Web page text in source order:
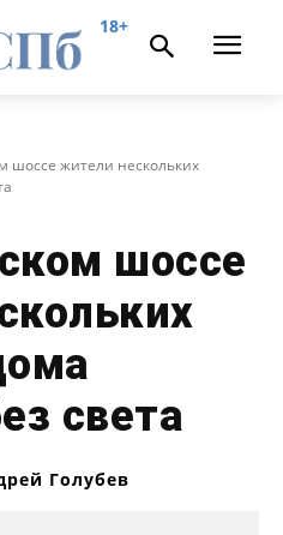
18+
шоссе жители нескольких
шоссе
света
Голубев